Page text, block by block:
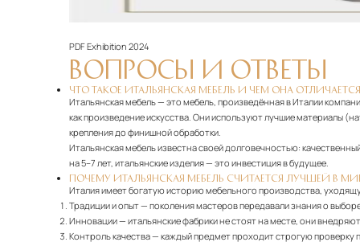
PDFExhibition 2024
ВОПРОСЫ И ОТВЕТЫ
ЧТО ТАКОЕ ИТАЛЬЯНСКАЯ МЕБЕЛЬ И ЧЕМ ОНА
Итальянская мебель — это мебель, произведённая в Италии
как произведение искусства. Они используют лучшие материалы
крепления до финишной обработки.
Итальянская мебель известна своей долговечностью:
на 5–7 лет, итальянские изделия — это инвестиция в будущее.
ПОЧЕМУ ИТАЛЬЯНСКАЯ МЕБЕЛЬ СЧИТАЕТСЯ ЛУЧШЕЙ В
Италия имеет богатую историю мебельного производства,
Традиции и опыт— поколения мастеров передавали знания о
Инновации— итальянские фабрики не стоят на месте, они
Контроль качества— каждый предмет проходит строгую проверку